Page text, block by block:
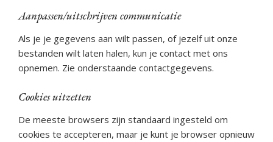
Aanpassen/uitschrijven communicatie
Als je je gegevens aan wilt passen, of jezelf uit onze
bestanden wilt laten halen, kun je contact met ons
opnemen. Zie onderstaande contactgegevens.
Cookies uitzetten
De meeste browsers zijn standaard ingesteld om
cookies te accepteren, maar je kunt je browser opnieuw